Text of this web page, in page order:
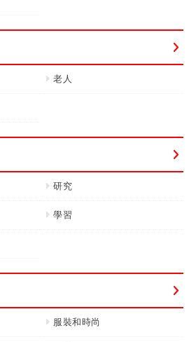
老人
研究
學習
服裝和時尚